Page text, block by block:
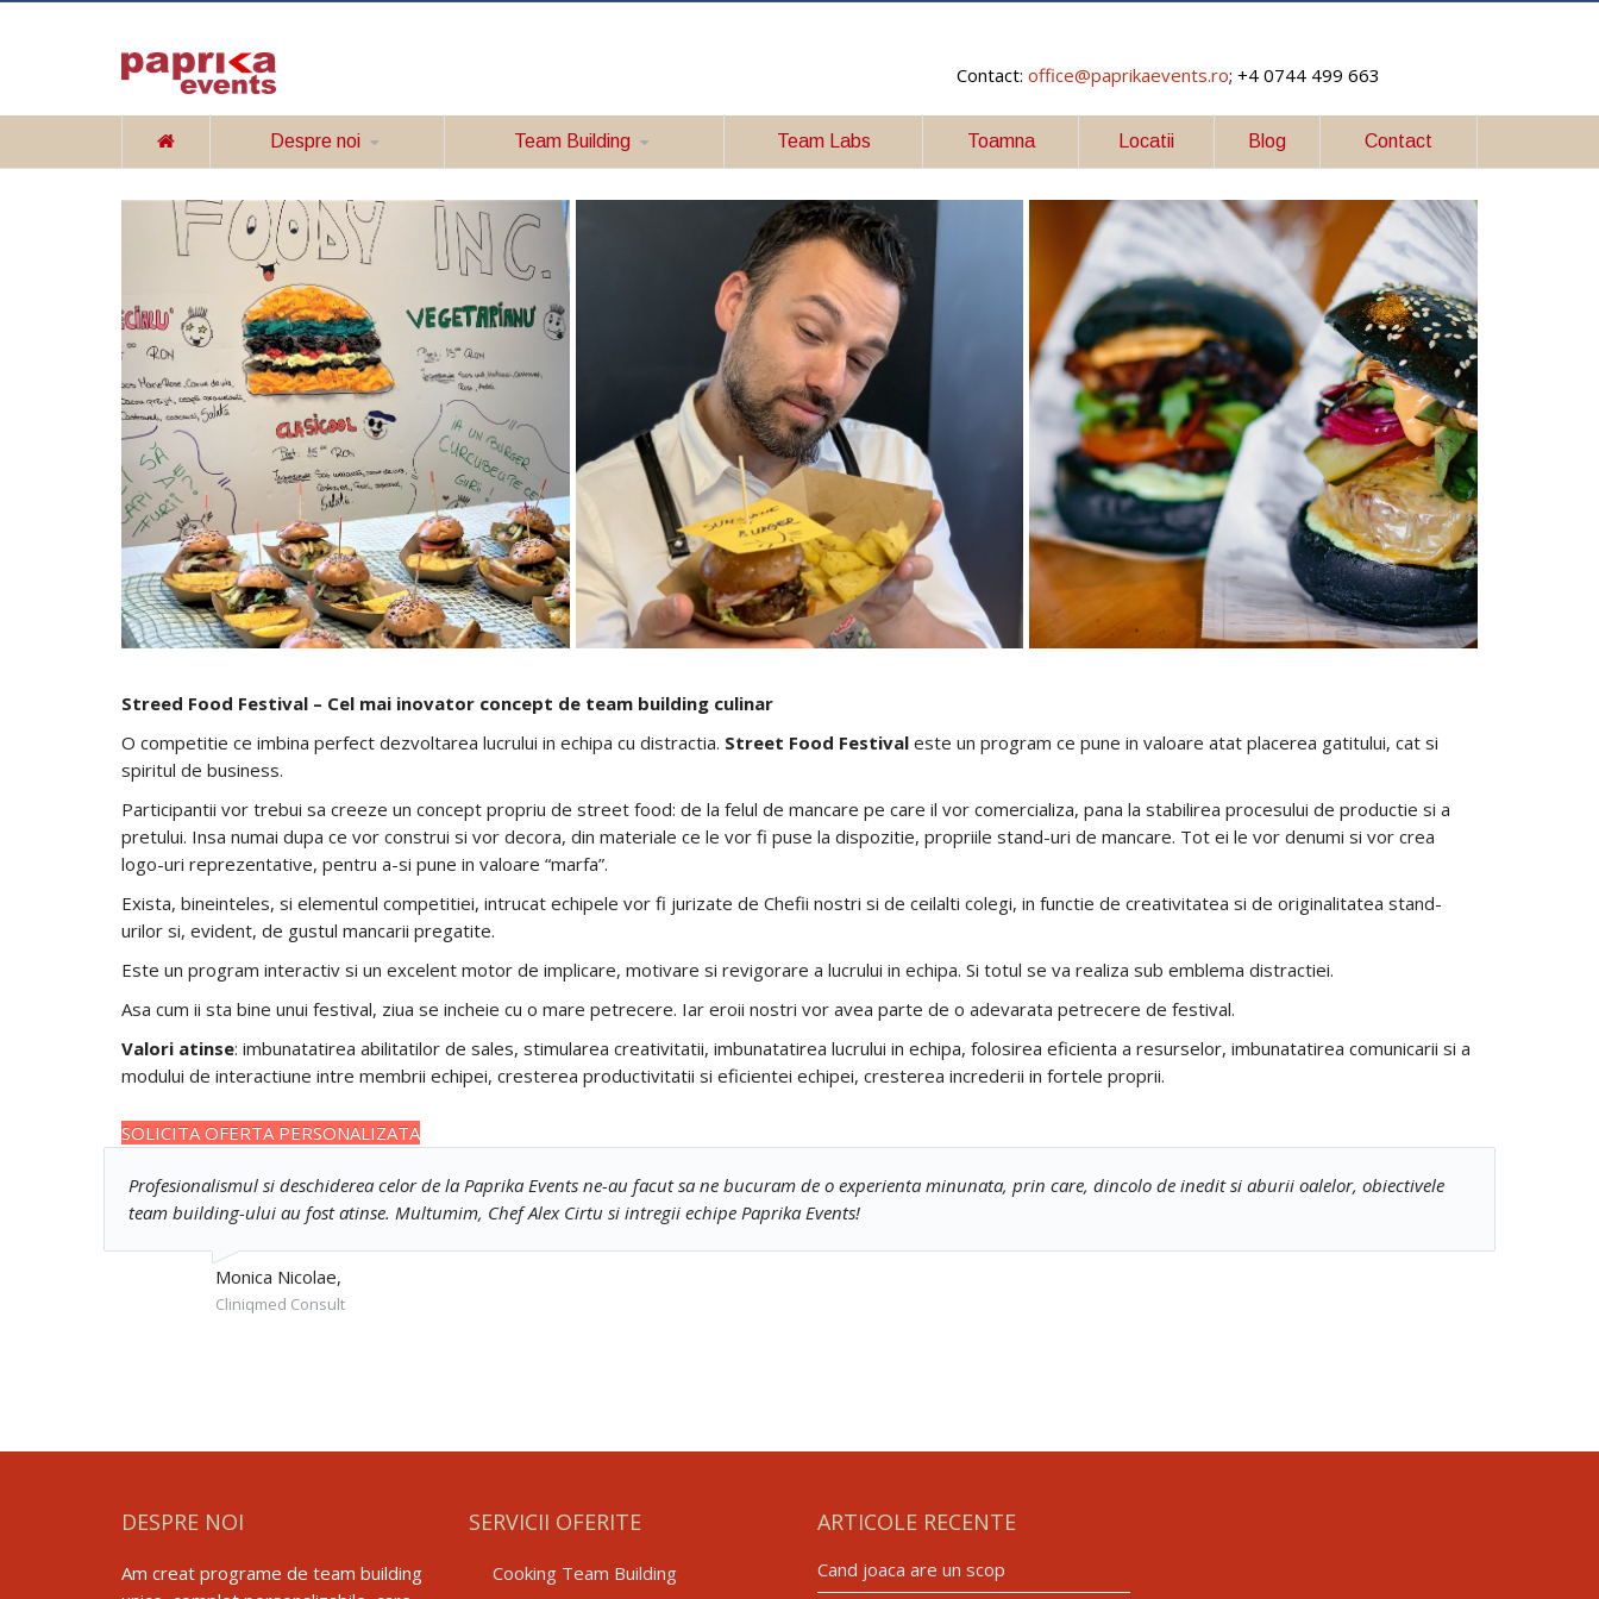
Contact: office@paprikaevents.ro; +4 0744 499 663
Despre noi Team Building Team Labs Toamna Locatii Blog Contact
Streed Food Festival – Cel mai inovator concept de team building culinar
O competitie ce imbina perfect dezvoltarea lucrului in echipa cu distractia. Street Food Festival este un program ce pune in valoare atat placerea gatitului, cat si
spiritul de business.
Participantii vor trebui sa creeze un concept propriu de street food: de la felul de mancare pe care il vor comercializa, pana la stabilirea procesului de productie si a
pretului. Insa numai dupa ce vor construi si vor decora, din materiale ce le vor fi puse la dispozitie, propriile stand-uri de mancare. Tot ei le vor denumi si vor crea
logo-uri reprezentative, pentru a-si pune in valoare “marfa”.
Exista, bineinteles, si elementul competitiei, intrucat echipele vor fi jurizate de Chefii nostri si de ceilalti colegi, in functie de creativitatea si de originalitatea stand-
urilor si, evident, de gustul mancarii pregatite.
Este un program interactiv si un excelent motor de implicare, motivare si revigorare a lucrului in echipa. Si totul se va realiza sub emblema distractiei.
Asa cum ii sta bine unui festival, ziua se incheie cu o mare petrecere. Iar eroii nostri vor avea parte de o adevarata petrecere de festival.
Valori atinse: imbunatatirea abilitatilor de sales, stimularea creativitatii, imbunatatirea lucrului in echipa, folosirea eficienta a resurselor, imbunatatirea comunicarii si a
modului de interactiune intre membrii echipei, cresterea productivitatii si eficientei echipei, cresterea increderii in fortele proprii.
SOLICITA OFERTA PERSONALIZATA
Profesionalismul si deschiderea celor de la Paprika Events ne-au facut sa ne bucuram de o experienta minunata, prin care, dincolo de inedit si aburii oalelor, obiectivele
team building-ului au fost atinse. Multumim, Chef Alex Cirtu si intregii echipe Paprika Events!
Monica Nicolae,
Cliniqmed Consult
DESPRE NOI
Am creat programe de team building
SERVICII OFERITE
Cooking Team Building
ARTICOLE RECENTE
Cand joaca are un scop